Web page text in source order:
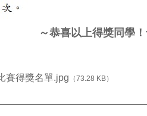
～恭喜以上得獎同學
賽得獎名單.jpg （73.28 KB）